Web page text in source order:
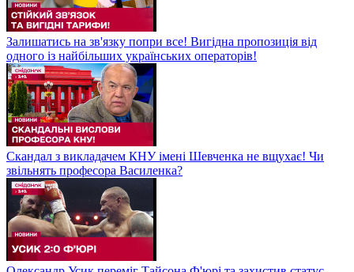
Залишатись на зв'язку попри все! Вигідна пропозиція від
одного із найбільших українських операторів!
Скандал з викладачем КНУ імені Шевченка не вщухає! Чи
звільнять професора Василенка?